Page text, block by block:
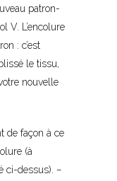
patron-
V. L’encolure
: c’est
le tissu,
nouvelle
de façon à ce
(à
ci-dessus). –